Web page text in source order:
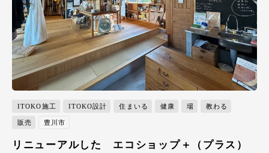
ITOKO施工 ITOKO設計 住まいる 健康 場 教わる
販売 豊川市
リニューアルした エコショップ＋（プラス）